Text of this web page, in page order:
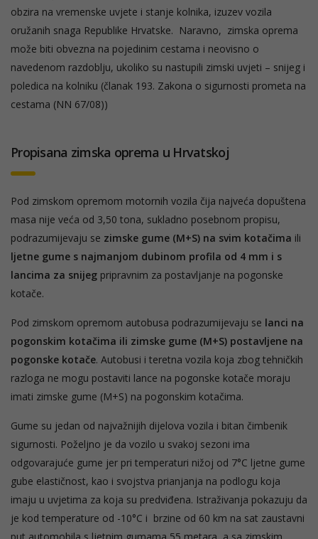
obzira na vremenske uvjete i stanje kolnika, izuzev vozila
oružanih snaga Republike Hrvatske. Naravno, zimska oprema
može biti obvezna na pojedinim cestama i neovisno o
navedenom razdoblju, ukoliko su nastupili zimski uvjeti – snijeg i
poledica na kolniku (članak 193. Zakona o sigurnosti prometa na
cestama (NN 67/08))
Propisana zimska oprema u Hrvatskoj
Pod zimskom opremom motornih vozila čija najveća dopuštena
masa nije veća od 3,50 tona, sukladno posebnom propisu,
podrazumijevaju se zimske gume (M+S) na svim kotačima ili
ljetne gume s najmanjom dubinom profila od 4 mm i s
lancima za snijeg pripravnim za postavljanje na pogonske
kotače.
Pod zimskom opremom autobusa podrazumijevaju se lanci na
pogonskim kotačima ili zimske gume (M+S) postavljene na
pogonske kotače. Autobusi i teretna vozila koja zbog tehničkih
razloga ne mogu postaviti lance na pogonske kotače moraju
imati zimske gume (M+S) na pogonskim kotačima.
Gume su jedan od najvažnijih dijelova vozila i bitan čimbenik
sigurnosti. Poželjno je da vozilo u svakoj sezoni ima
odgovarajuće gume jer pri temperaturi nižoj od 7°C ljetne gume
gube elastičnost, kao i svojstva prianjanja na podlogu koja
imaju u uvjetima za koja su predviđena. Istraživanja pokazuju da
je kod temperature od -10°C i brzine od 60 km na sat zaustavni